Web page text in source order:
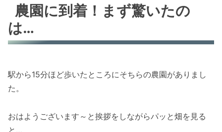
農業体験いざ！
自然農は収穫量の安定性と美味しさのトレード
オフがある
農園に到着！まず驚いたの
は…
駅から15分ほど歩いたところにそちらの農園がありまし
た。
おはようございます～と挨拶をしながらパッと畑を見る
と…